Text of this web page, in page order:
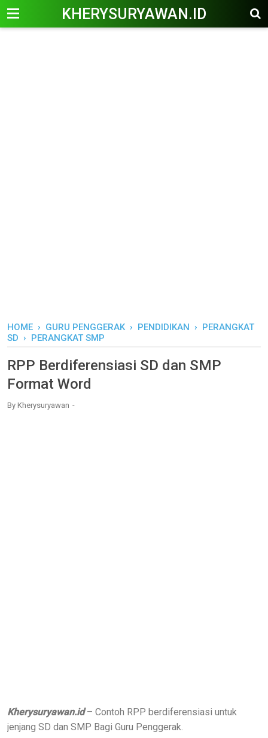
KHERYSURYAWAN.ID
HOME › GURU PENGGERAK › PENDIDIKAN › PERANGKAT
SD › PERANGKAT SMP
RPP Berdiferensiasi SD dan SMP
Format Word
By Kherysuryawan
Kherysuryawan.id– Contoh RPP berdiferensiasi untuk
jenjang SD dan SMP Bagi Guru Penggerak.